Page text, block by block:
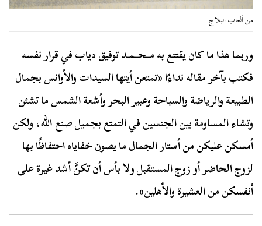
من ألعاب البلاج
وربما هذا ما كان يقتنع به مــحــمـد توفيق دياب في قرار نفسه
فكتب بآخر مقاله نداءًا «تمتعن أيتها السيدات والأوانس بجمال
الطبيعة والرياضة والسباحة وعبير البحر وأشعة الشمس ما تشئن
وتشاء المساومة بين الجنسين في التمتع بجميل صنع الله، ولكن
أمسكن عليكن من أستار الجمال ما يصون خفاياه احتفاظًا بها
لزوج الحاضر أو زوج المستقبل ولا بأس أن تكنَّ أشد غيرة على
أنفسكن من العشيرة والأهلين».